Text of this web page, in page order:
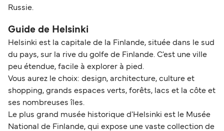
Russie.
Guide de Helsinki
Helsinki est la capitale de la Finlande, située dans le sud
du pays, sur la rive du golfe de Finlande. C'est une ville
peu étendue, facile à explorer à pied.
Vous aurez le choix: design, architecture, culture et
shopping, grands espaces verts, forêts, lacs et la côte et
ses nombreuses îles.
Le plus grand musée historique d'Helsinki est le Musée
National de Finlande, qui expose une vaste collection de